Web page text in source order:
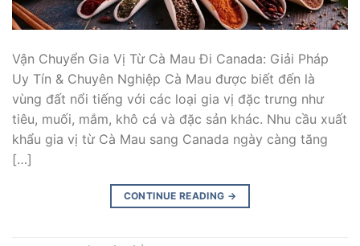
Vận Chuyển Gia Vị Từ Cà Mau Đi Canada: Giải Pháp
Uy Tín & Chuyên Nghiệp Cà Mau được biết đến là
vùng đất nổi tiếng với các loại gia vị đặc trưng như
tiêu, muối, mắm, khô cá và đặc sản khác. Nhu cầu xuất
khẩu gia vị từ Cà Mau sang Canada ngày càng tăng
[…]
CONTINUE READING →